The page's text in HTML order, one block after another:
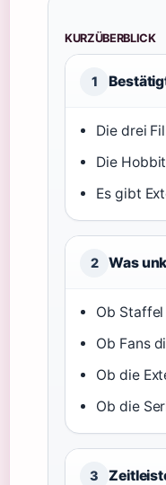
KURZÜBERBLICK
1
Die drei
Die
Es gibt
2 Was
Ob
Ob Fans
Ob die
Ob die
3